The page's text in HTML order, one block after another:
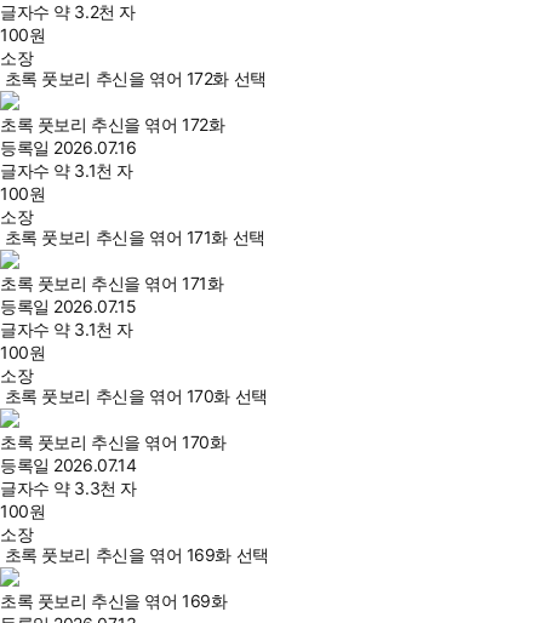
글자수 약 3.2천 자
100원
소장
초록 풋보리 추신을 엮어 172화 선택
초록 풋보리 추신을 엮어 172화
등록일 2026.07.16
글자수 약 3.1천 자
100원
소장
초록 풋보리 추신을 엮어 171화 선택
초록 풋보리 추신을 엮어 171화
등록일 2026.07.15
글자수 약 3.1천 자
100원
소장
초록 풋보리 추신을 엮어 170화 선택
초록 풋보리 추신을 엮어 170화
등록일 2026.07.14
글자수 약 3.3천 자
100원
소장
초록 풋보리 추신을 엮어 169화 선택
초록 풋보리 추신을 엮어 169화